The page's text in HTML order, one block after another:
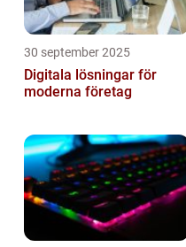
30 september 2025
Digitala lösningar för
moderna företag